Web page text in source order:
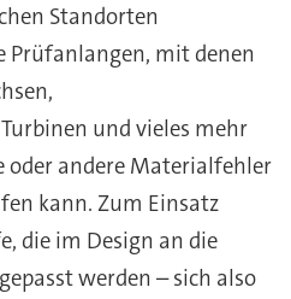
Standorten
Prüfanlangen, mit denen
und vieles mehr
oder andere Materialfehler
kann. Zum Einsatz
die im Design an die
werden – sich also